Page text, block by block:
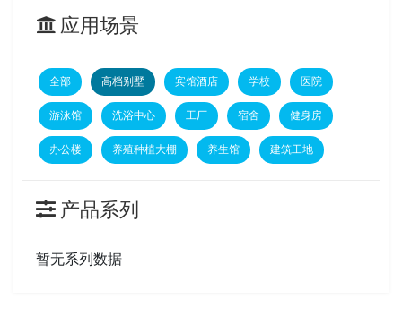
应用场景
全部 高档别墅 宾馆酒店 学校 医院
游泳馆 洗浴中心 工厂 宿舍 健身房
办公楼 养殖种植大棚 养生馆 建筑工地
产品系列
暂无系列数据